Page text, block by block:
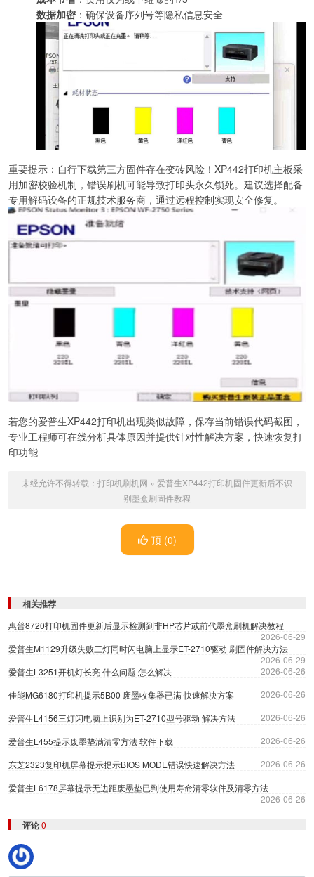
数据加密 ：确保设备序列号等隐私信息安全
重要提示：自行下载第三方固件存在变砖风险！XP442打印机主板采
用加密校验机制，错误刷机可能导致打印头永久锁死。建议选择配备
专用解码设备的正规技术服务商，通过远程控制实现安全修复。
若您的爱普生XP442打印机出现类似故障，保存当前错误代码截图，
专业工程师可在线分析具体原因并提供针对性解决方案，快速恢复打
印功能
未经允许不得转载： 打印机刷机网 » 爱普生XP442打印机固件更新后不识
别墨盒刷固件教程
顶 (0)
相关推荐
惠普8720打印机固件更新后显示检测到非HP芯片或前代墨盒刷机解决教程
2026-06-29
爱普生M1129升级失败三灯同时闪电脑上显示ET-2710驱动 刷固件解决方法
2026-06-29
爱普生L3251开机灯长亮 什么问题 怎么解决
2026-06-26
佳能MG6180打印机提示5B00 废墨收集器已满 快速解决方案
2026-06-26
爱普生L4156三灯闪电脑上识别为ET-2710型号驱动 解决方法
2026-06-26
爱普生L455提示废墨垫满清零方法 软件下载
2026-06-26
东芝2323复印机屏幕提示提示BIOS MODE错误快速解决方法
2026-06-26
爱普生L6178屏幕提示无边距废墨垫已到使用寿命清零软件及清零方法
2026-06-26
评论0